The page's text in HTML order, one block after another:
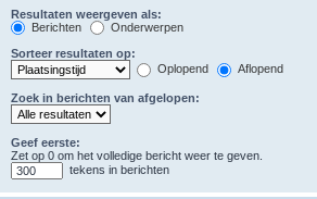
Resultaten weergeven als:
Berichten
Onderwerpen
Sorteer resultaten op:
Oplopend
Aflopend
Zoek in berichten van afgelopen:
Geef eerste:
Zet op 0 om het volledige bericht weer te geven.
tekens in berichten